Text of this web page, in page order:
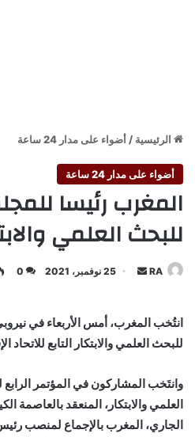
الرئيسية / أضواء على مدار 24 ساعة
أضواء على مدار 24 ساعة
المغرب رئيسا
للبحث العلمي
RA
أرسل 25 نوفمبر، 2021 0
انتُخب المغرب، أمس الأربعاء في
‏للبحث العلمي والابتكار التابع للاتحاد
وانتَخب المشاركون في المؤتمر
الجاري، المغرب بالإجماع لمنصب